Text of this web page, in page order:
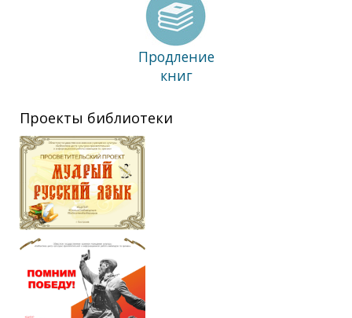
Продление
книг
Проекты библиотеки